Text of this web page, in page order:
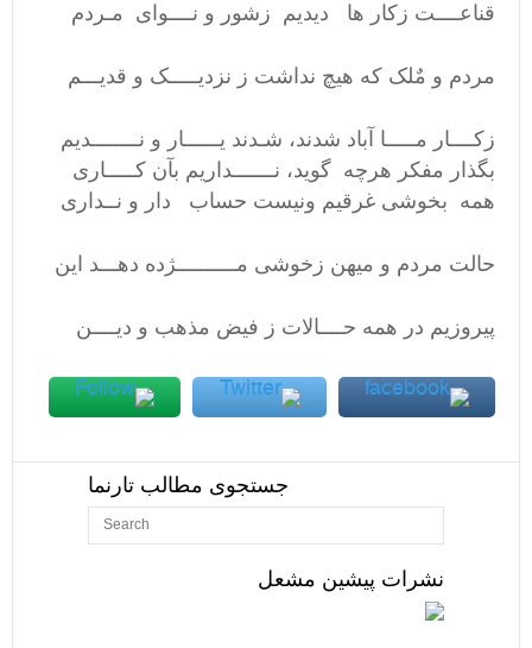
قناعــــت زکار ها دیدیم زشور و نــــوای مـردم
مردم و مٌلک که هیچ نداشت ز نزدیـــــک و قدیـــم
زکــــار مـــــا آباد شدند، شـدند یــــــار و نــــــــدیم
بگذار مفکر هرچه گوید، نـــــــداریم بآن کـــــاری
همه بخوشی غرقیم ونیست حساب دار و نــداری
حالت مردم و میهن زخوشی مــــــــــژده دهـــد این
پیروزیم در همه حــــالات ز فیض مذهب و دیــــن
جستجوی مطالب تارنما
نشرات پیشین مشعل